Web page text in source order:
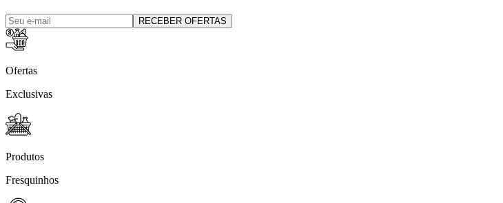
RECEBER OFERTAS
Ofertas
Exclusivas
Produtos
Fresquinhos